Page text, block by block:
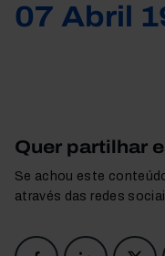
07 Abril
Quer partilhar
Se achou este
através das redes